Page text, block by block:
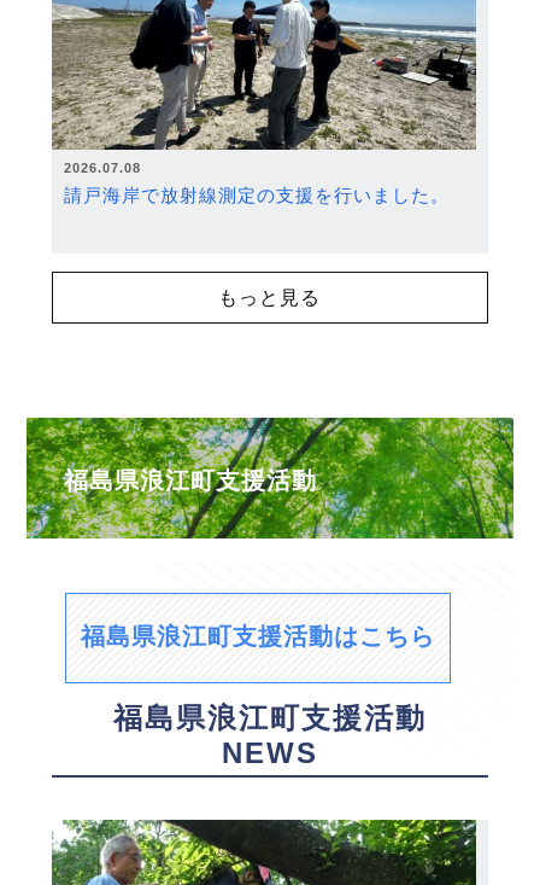
2026.07.08
請戸海岸で放射線測定の支援を行いました。
もっと見る
福島県浪江町支援活動
福島県浪江町支援活動はこちら
福島県浪江町支援活動
NEWS